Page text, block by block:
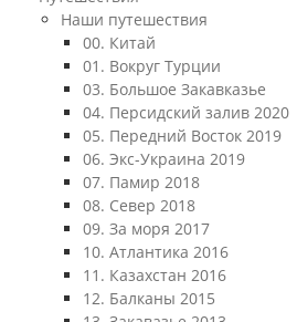
Наши путешествия
00. Китай
01. Вокруг Турции
03. Большое Закавказье
04. Персидский залив 2020
05. Передний Восток 2019
06. Экс-Украина 2019
07. Памир 2018
08. Север 2018
09. За моря 2017
10. Атлантика 2016
11. Казахстан 2016
12. Балканы 2015